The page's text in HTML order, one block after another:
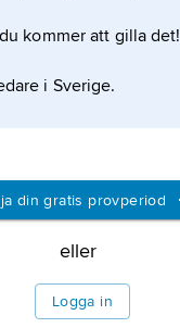
om artikeln
kommer att gilla det!
i Sverige.
din gratis provperiod
eller
Logga in